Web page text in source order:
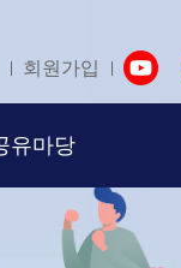
회원가입
유마당